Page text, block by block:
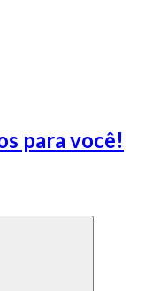
para você!